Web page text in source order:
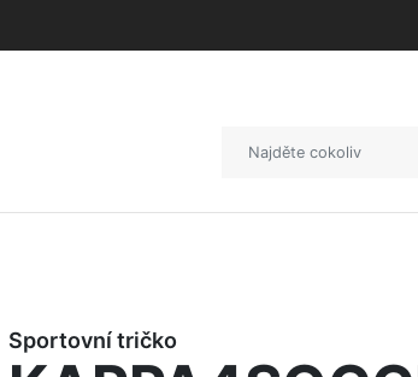
Sportovní tričko